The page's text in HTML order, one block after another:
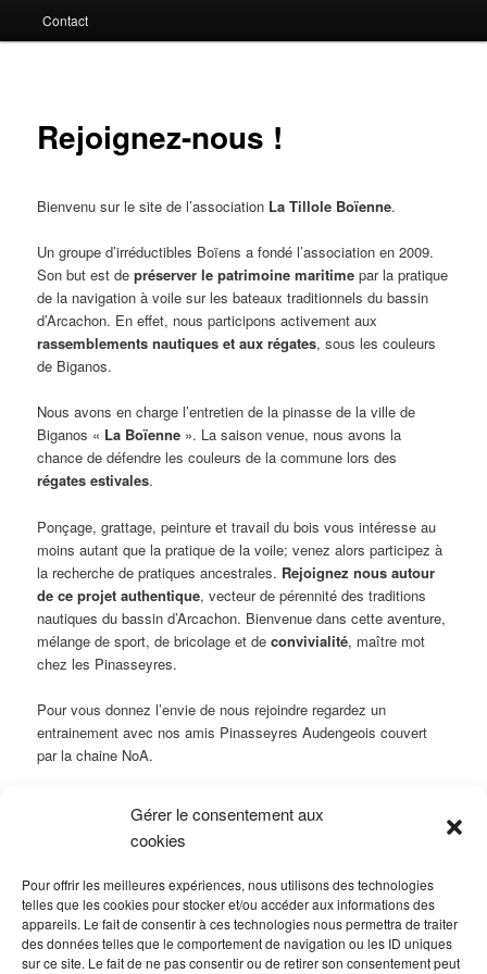
Gérer le consentement aux
cookies
Pour offrir les meilleures expériences, nous utilisons des technologies
telles que les cookies pour stocker et/ou accéder aux informations des
appareils. Le fait de consentir à ces technologies nous permettra de traiter
des données telles que le comportement de navigation ou les ID uniques
sur ce site. Le fait de ne pas consentir ou de retirer son consentement peut
Contact
Rejoignez-nous !
Bienvenu sur le site de l’association La Tillole Boïenne.
Un groupe d’irréductibles Boïens a fondé l’association en 2009.
Son but est depréserver le patrimoine maritime par la pratique
de la navigation à voile sur les bateaux traditionnels du bassin
d’Arcachon. En effet, nous participons activement aux
rassemblements nautiques et aux régates, sous les couleurs
de Biganos.
Nous avons en charge l’entretien de la pinasse de la ville de
Biganos « La Boïenne ». La saison venue, nous avons la
chance de défendre les couleurs de la commune lors des
régates estivales.
Ponçage, grattage, peinture et travail du bois vous intéresse au
moins autant que la pratique de la voile; venez alors participez à
la recherche de pratiques ancestrales. Rejoignez nous autour
de ce projet authentique, vecteur de pérennité des traditions
nautiques du bassin d’Arcachon. Bienvenue dans cette aventure,
mélange de sport, de bricolage et deconvivialité, maître mot
chez les Pinasseyres.
Pour vous donnez l’envie de nous rejoindre regardez un
entrainement avec nos amis Pinasseyres Audengeois couvert
par la chaine NoA.